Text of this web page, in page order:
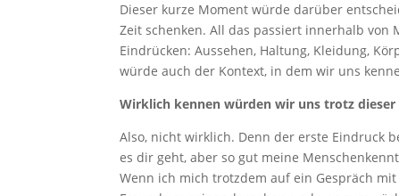
Dieser kurze Moment würde darüber
Zeit schenken. All das passiert innerhalb
Eindrücken: Aussehen, Haltung, Kleidung,
würde auch der Kontext, in dem wir uns
Wirklich kennen würden wir uns trotz
Also, nicht wirklich. Denn der erste Eindruck
es dir geht, aber so gut meine
Wenn ich mich trotzdem auf ein Gespräch